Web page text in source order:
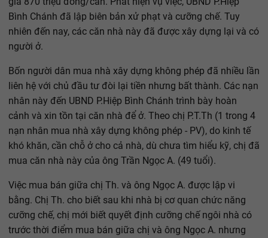
Bình Chánh đã lập biên bản xử phạt và cưỡng chế. Tuy
nhiên đến nay, các căn nhà này đã được xây dựng lại và có
người ở.
Bốn người dân mua nhà xây dựng không phép đã nhiều lần
liên hệ với chủ đầu tư đòi lại tiền nhưng bất thành. Các nạn
nhân này đến UBND P.Hiệp Bình Chánh trình bày hoàn
cảnh và xin tồn tại căn nhà để ở. Theo chị P.T.Th (1 trong 4
nạn nhân mua nhà xây dựng không phép - PV), do kinh tế
khó khăn, cần chỗ ở cho cả nhà, dù chưa tìm hiểu kỹ, chị đã
mua căn nhà này của ông Trần Ngọc A. (49 tuổi).
Việc mua bán giữa chị Th. và ông Ngọc A. được lập vi
bằng. Chị Th. cho biết sau khi nhà bị cơ quan chức năng
cưỡng chế, chị mới biết quyết định cưỡng chế ngôi nhà có
trước thời điểm mua bán giữa chị và ông Ngọc A. nhưng